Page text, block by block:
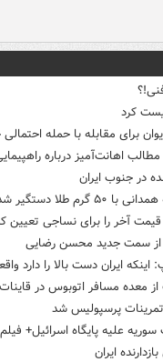
کرد
برای مقابله با حمله
اهانت‌آمیز درباره
در جنوب ایران
آخر را برای نساجی تعیین
سمت جدید محسن رضایی
ایران دست بالا را دارد
پرسپولیس شد
علیه پایگاه اسرائیل+ فیلم
ایران